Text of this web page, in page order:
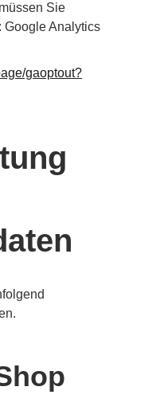
Sie
Google Analytics
gaoptout?